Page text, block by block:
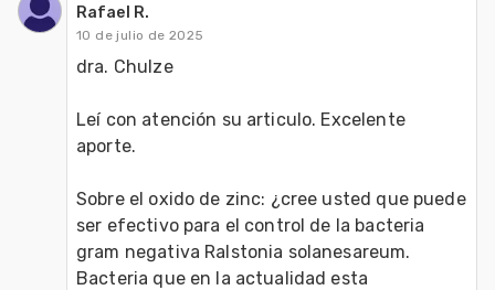
Rafael R.
10 de julio de 2025
dra. Chulze
Leí con atención su articulo. Excelente
aporte.
Sobre el oxido de zinc: ¿cree usted que puede
ser efectivo para el control de la bacteria
gram negativa Ralstonia solanesareum.
Bacteria que en la actualidad esta